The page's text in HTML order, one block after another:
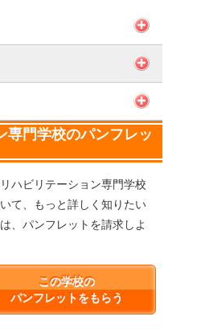
専門学校のパンフレッ
ハビリテーション専門学校
て、もっと詳しく知りたい
、パンフレットを請求しよ
この学校の
パンフレットをもらう